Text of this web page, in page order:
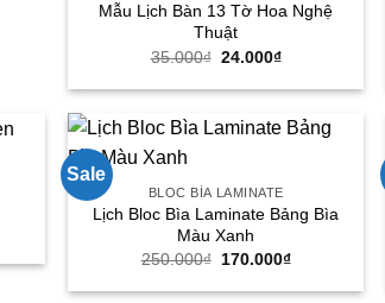
Mẫu Lịch Bàn 13 Tờ Hoa Nghệ
Thuật
35.000₫ Giá
là:
24.000₫Giá
tại
24.000₫.
Sale
BLOC BÌA LAMINATE
Lịch Bloc Bìa Laminate Bảng Bìa
Màu Xanh
250.000₫ Giá
là:
170.000₫Giá
tại